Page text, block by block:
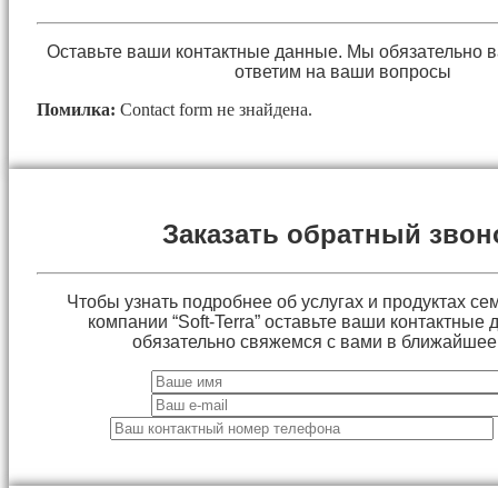
Оставьте ваши контактные данные. Мы обязательно
ответим на ваши вопросы
Помилка: Contact form не знайдена.
Заказать обратный
Чтобы узнать подробнее об услугах и продуктах
компании “Soft-Terra” оставьте ваши
обязательно свяжемся с вами в